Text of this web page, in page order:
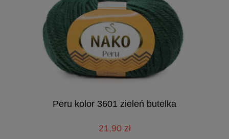
Peru kolor 3601 zieleń butelka
21,90 zł